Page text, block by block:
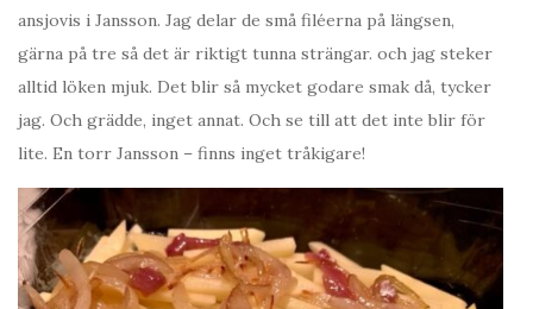
ansjovis i Jansson. Jag delar de små filéerna på längsen,
gärna på tre så det är riktigt tunna strängar. och jag steker
alltid löken mjuk. Det blir så mycket godare smak då, tycker
jag. Och grädde, inget annat. Och se till att det inte blir för
lite. En torr Jansson – finns inget tråkigare!